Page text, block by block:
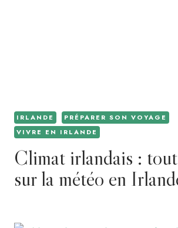
IRLANDE
PRÉPARER SON VOYAGE
VIVRE EN IRLANDE
Climat irlandais :
sur la météo en